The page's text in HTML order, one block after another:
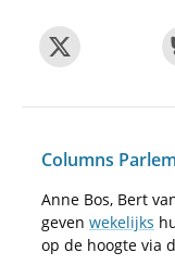
Columns
Anne Bos, Bert
geven wekelijks
op de hoogte via